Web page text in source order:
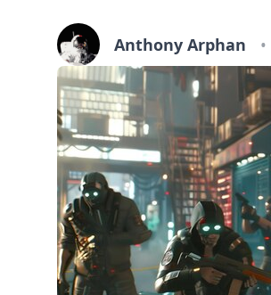
Anthony Arphan